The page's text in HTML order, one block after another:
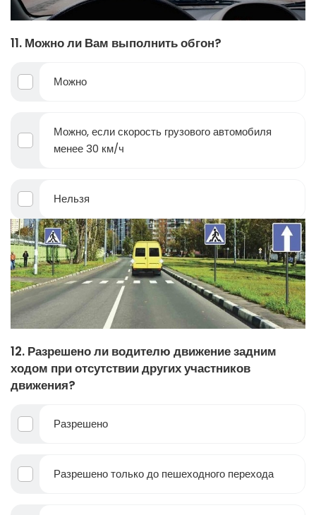
11. Можно ли Вам выполнить обгон?
Можно
Можно, если скорость грузового автомобиля
менее 30 км/ч
Нельзя
12. Разрешено ли водителю движение задним
ходом при отсутствии других участников
движения?
Разрешено
Разрешено только до пешеходного перехода